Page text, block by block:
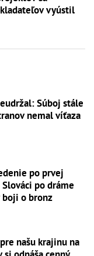
vyústil
Súboj stále
nemal víťaza
po prvej
po dráme
boji o bronz
našu krajinu na